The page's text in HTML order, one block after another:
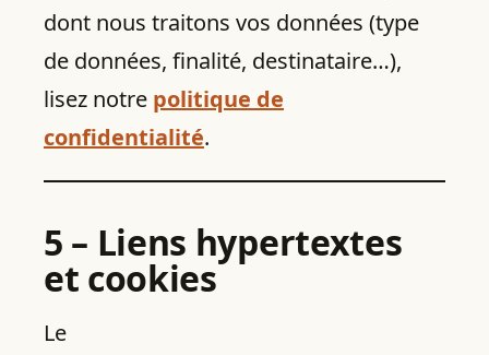
dont nous traitons vos données (type
de données, finalité, destinataire…),
lisez notre politique de
confidentialité.
5 – Liens hypertextes
et cookies
Le